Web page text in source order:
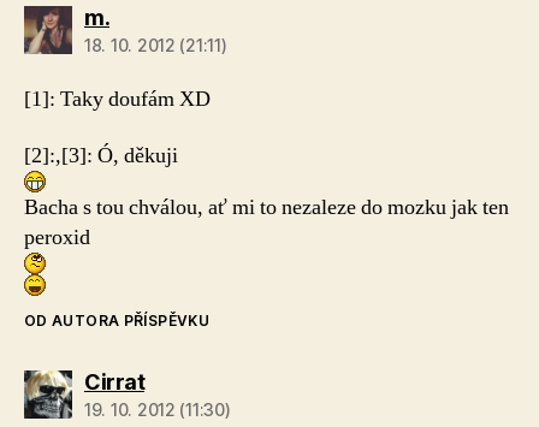
m.
18. 10. 2012 (21:11)
[1]: Taky doufám XD
[2]:,[3]: Ó, děkuji
Bacha s tou chválou, ať mi to nezaleze do mozku jak ten
peroxid
OD AUTORA PŘÍSPĚVKU
Cirrat
19. 10. 2012 (11:30)